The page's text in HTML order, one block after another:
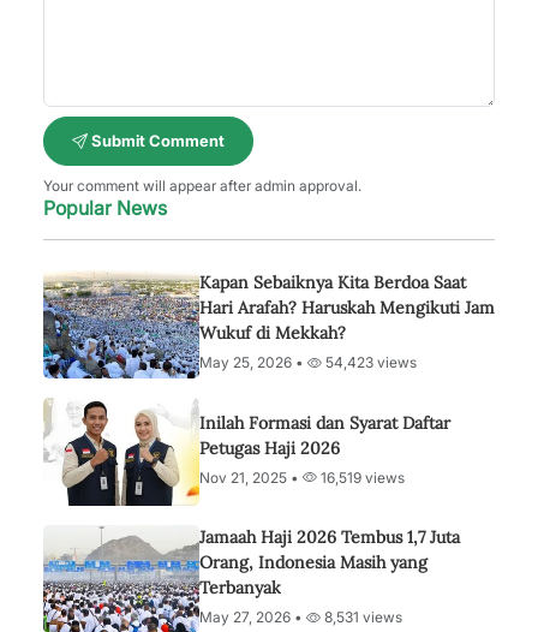
Submit Comment
Your comment will appear after admin approval.
Popular News
Kapan Sebaiknya Kita Berdoa Saat
Hari Arafah? Haruskah Mengikuti Jam
Wukuf di Mekkah?
May 25, 2026 • 54,423 views
Inilah Formasi dan Syarat Daftar
Petugas Haji 2026
Nov 21, 2025 • 16,519 views
Jamaah Haji 2026 Tembus 1,7 Juta
Orang, Indonesia Masih yang
Terbanyak
May 27, 2026 • 8,531 views